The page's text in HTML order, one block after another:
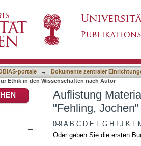
portale →
Dokumente zentraler
Ethik in den Wissenschaften nach Autor
Auflistung
"Fehling, Jochen"
0-9 A B C D E F G H J K L
Oder geben Sie die ersten